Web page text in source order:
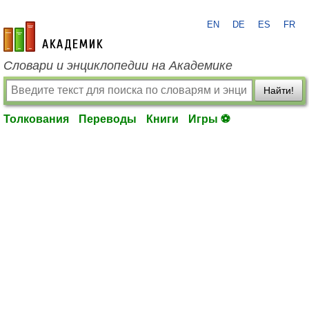
academic.ru
EN DE ES FR
Словари и энциклопедии на Академике
Найти!
Толкования Переводы Книги Игры ⚽